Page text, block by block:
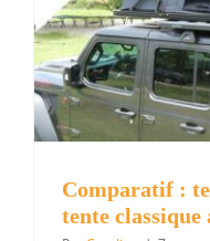
Comparatif :
tente classique